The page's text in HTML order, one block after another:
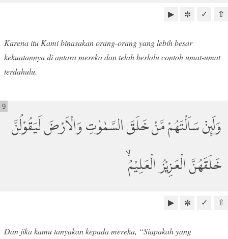
⇧
✓
✼
▶
Karena itu Kami binasakan orang-orang yang lebih besar
kekuatannya di antara mereka dan telah berlalu contoh umat-umat
terdahulu.
وَلَىِٕنْ سَاَلْتَهُمْ مَّنْ خَلَقَ السَّمٰوٰتِ وَالْاَرْضَ لَيَقُوْلُنَّ
خَلَقَهُنَّ الْعَزِيْزُ الْعَلِيْمُۙ
9
⇧
✓
✼
▶
Dan jika kamu tanyakan kepada mereka, “Siapakah yang